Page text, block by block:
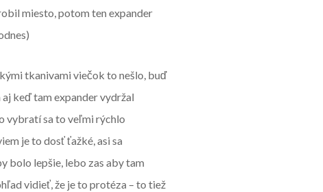
miesto, potom ten expander
tkanivami viečok to nešlo, buď
keď tam expander vydržal
vybratí sa to veľmi rýchlo
je to dosť ťažké, asi sa
bolo lepšie, lebo zas aby tam
vidieť, že je to protéza – to tiež